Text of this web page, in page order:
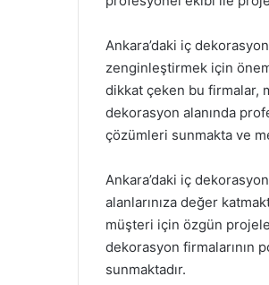
Ankara’daki iç
zenginleştirmek için
dikkat çeken bu firmalar,
dekorasyon alanında
çözümleri sunmakta ve
Ankara’daki iç
alanlarınıza değer
müşteri için özgün
dekorasyon firmalarının
sunmaktadır.